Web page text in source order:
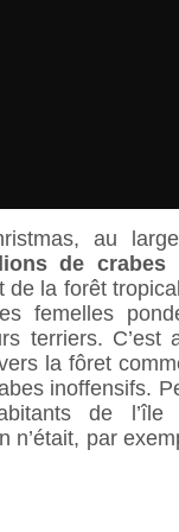
au
de crabes
la forêt
femelles
terriers. C’est
la fôret
inoffensifs.
de l’île
n’était, par